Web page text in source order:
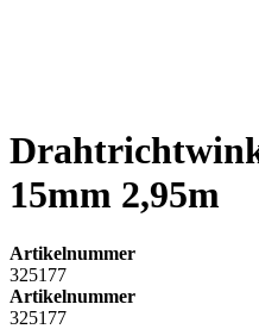
15mm 2,95m
Artikelnummer
325177
Artikelnummer
325177